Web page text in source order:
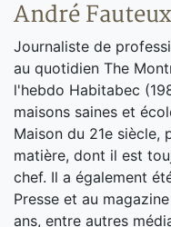
André Fauteux
Journaliste de
au quotidien The
l'hebdo Habitabec
maisons saines et
Maison du 21e siècle,
matière, dont il est
chef. Il a également
Presse et au
ans, entre autres